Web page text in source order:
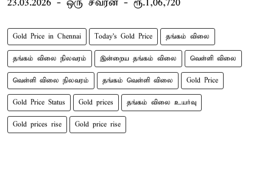
Gold Price in Chennai Today's Gold Price தங்கம் விலை
தங்கம் விலை நிலவரம் இன்றைய தங்கம் விலை வெள்ளி விலை
வெள்ளி விலை நிலவரம் தங்கம் வெள்ளி விலை Gold Price
Gold Price Status Gold prices தங்கம் விலை உயர்வு
Gold prices rise Gold price rise